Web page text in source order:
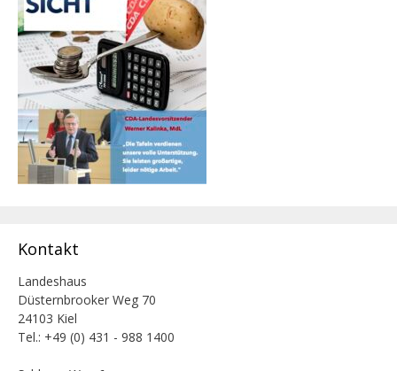
Kontakt
Landeshaus
Düsternbrooker Weg 70
24103 Kiel
Tel.: +49 (0) 431 - 988 1400